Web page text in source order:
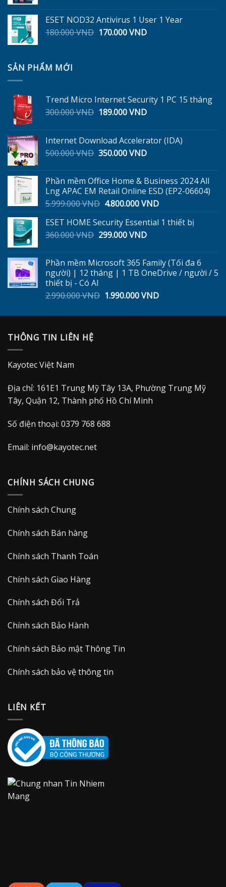
3.200.000 VND. là:
ESET NOD32 Antivirus 1 User 1 Year
180.000VND Giá
170.000VNDGiá
SẢN PHẨM MỚI
Trend Micro Internet Security 1 PC 15 tháng
300.000VND Giá
300.000 VND.
189.000VNDGiá
là:
189.000 VND.
Internet Download Accelerator (IDA)
500.000VND Giá
500.000 VND.
350.000VNDGiá
là:
350.000 VND.
Phần mềm Office Home & Business 2024 All
Lng APAC EM Retail Online ESD (EP2-06604)
5.999.000VND Giá
là:
5.999.000 VND.
4.800.000VNDGiá
tại
ESET HOME Security Essential 1 thiết bị
360.000VND Giá
360.000 VND.
299.000VNDGiá
là:
299.000 VND.
Phần mềm Microsoft 365 Family (Tối đa 6
người) | 12 tháng | 1 TB OneDrive / người / 5
thiết bị - Có AI
2.990.000VND Giá
là:
1.990.000VNDGiá
tại
THÔNG TIN LIÊN HỆ
Kayotec Việt Nam
Địa chỉ: 161E1 Trung Mỹ Tây 13A, Phường Trung Mỹ
Tây, Quận 12, Thành phố Hồ Chí Minh
Số điện thoại: 0379 768 688
Email: info@kayotec.net
CHÍNH SÁCH CHUNG
Chính sách Chung
Chính sách Bán hàng
Chính sách Thanh Toán
Chính sách Giao Hàng
Chính sách Đổi Trả
Chính sách Bảo Hành
Chính sách Bảo mật Thông Tin
Chính sách bảo vệ thông tin
LIÊN KẾT